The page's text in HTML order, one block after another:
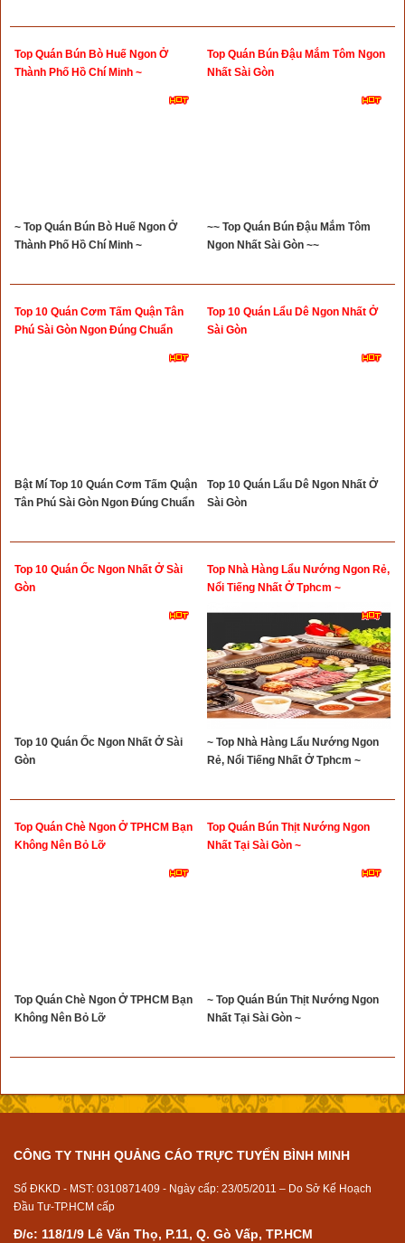
Top Quán Bún Bò Huế Ngon Ở
Thành Phố Hồ Chí Minh ~
~ Top Quán Bún Bò Huế Ngon Ở
Thành Phố Hồ Chí Minh ~
Top Quán Bún Đậu Mắm Tôm Ngon
Nhất Sài Gòn
~~ Top Quán Bún Đậu Mắm Tôm
Ngon Nhất Sài Gòn ~~
Top 10 Quán Cơm Tấm Quận Tân
Phú Sài Gòn Ngon Đúng Chuẩn
Bật Mí Top 10 Quán Cơm Tấm Quận
Tân Phú Sài Gòn Ngon Đúng Chuẩn
Top 10 Quán Lẩu Dê Ngon Nhất Ở
Sài Gòn
Top 10 Quán Lẩu Dê Ngon Nhất Ở
Sài Gòn
Top 10 Quán Ốc Ngon Nhất Ở Sài
Gòn
Top 10 Quán Ốc Ngon Nhất Ở Sài
Gòn
Top Nhà Hàng Lẩu Nướng Ngon Rẻ,
Nổi Tiếng Nhất Ở Tphcm ~
~ Top Nhà Hàng Lẩu Nướng Ngon
Rẻ, Nổi Tiếng Nhất Ở Tphcm ~
Top Quán Chè Ngon Ở TPHCM Bạn
Không Nên Bỏ Lỡ
Top Quán Chè Ngon Ở TPHCM Bạn
Không Nên Bỏ Lỡ
Top Quán Bún Thịt Nướng Ngon
Nhất Tại Sài Gòn ~
~ Top Quán Bún Thịt Nướng Ngon
Nhất Tại Sài Gòn ~
CÔNG TY TNHH QUẢNG CÁO TRỰC TUYẾN BÌNH MINH
Số ĐKKD - MST: 0310871409 - Ngày cấp: 23/05/2011 – Do Sở Kế Hoạch
Đầu Tư-TP.HCM cấp
Đ/c: 118/1/9 Lê Văn Thọ, P.11, Q. Gò Vấp, TP.HCM